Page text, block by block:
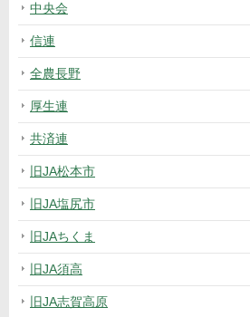
中央会
信連
全農長野
厚生連
共済連
旧JA松本市
旧JA塩尻市
旧JAちくま
旧JA須高
旧JA志賀高原